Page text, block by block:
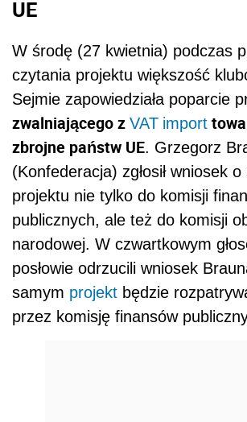
UE
W środę (27 kwietnia) podczas
czytania projektu większość
Sejmie zapowiedziała poparcie
zwalniającego z VAT import
zbrojne państw UE. Grzegorz
(Konfederacja) zgłosił wniosek
projektu nie tylko do komisji
publicznych, ale też do komisji
narodowej. W czwartkowym
posłowie odrzucili wniosek
samym projekt będzie
przez komisję finansów